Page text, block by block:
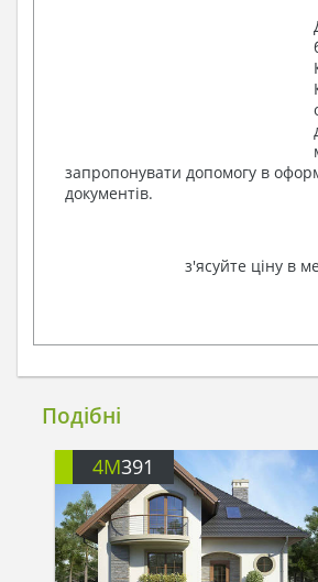
запропонувати допомогу в
документів.
з'ясуйте ціну в
Подібні
4M391